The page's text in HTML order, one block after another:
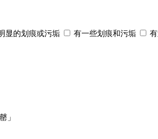
显的划痕或污垢 有一些划痕和污垢
」